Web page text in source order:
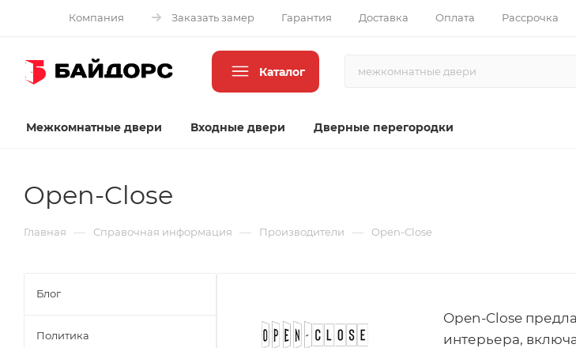
Компания Заказать замер Гарантия Доставка Оплата Рассрочка
Каталог
Межкомнатные двери Входные двери Дверные перегородки
Open-Close
Главная — Справочная информация — Производители — Open-Close
Open-Close
интерьера,
Блог
Политика